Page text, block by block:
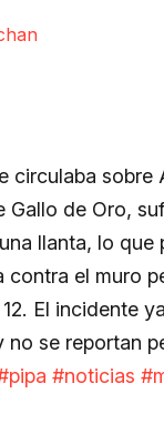
circulaba sobre
Gallo de Oro,
llanta, lo que
contra el muro
El incidente
no se reportan
#noticias